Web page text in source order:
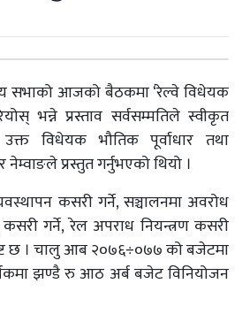
सभाको आजको बैठकमा ‘रेल्वे विधेयक
भन्ने प्रस्ताव सर्वसम्मतिले स्वीकृत
विधेयक भौतिक पूर्वाधार तथा
नेम्वाङले प्रस्तुत गर्नुभएको थियो ।
कसरी गर्ने, सञ्चालनमा अवरोध
गर्ने, रेल अपराध नियन्त्रण कसरी
छ । चालु आब २०७६÷०७७ को बजेटमा
झण्डै रु आठ अर्ब बजेट विनियोजन